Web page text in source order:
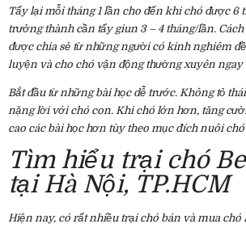
Tẩy lại mỗi tháng 1 lần cho đến khi chó được 6
trưởng thành cần tẩy giun 3 – 4 tháng/lần.
được chia sẻ từ những người có kinh nghiêm
luyện và cho chó vận động thường xuyên ngay
Bắt đầu từ những bài học dễ trước. Không tỏ
nặng lời với chó con. Khi chó lớn hơn, tăng
cao các bài học hơn tùy theo mục đích nuôi
Tìm hiểu trại chó
tại Hà Nội, TP.HCM
Hiện nay, có rất nhiều trại chó bán và mua chó